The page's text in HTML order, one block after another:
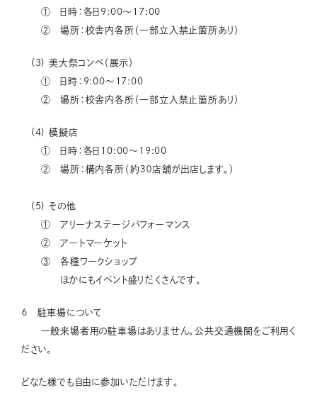
① 日時：各日9:00～17:00
② 場所：校舎内各所（一部立入禁止箇所あり）
(3) 美大祭コンペ（展示）
① 日時：9:00～17:00
② 場所：校舎内各所（一部立入禁止箇所あり）
(4) 模擬店
① 日時：各日10:00～19:00
② 場所：構内各所（約３０店舗が出店します。）
(5) その他
① アリーナステージパフォーマンス
② アートマーケット
③ 各種ワークショップ
ほかにもイベント盛りだくさんです。
６ 駐車場について
一般来場者用の駐車場はありません。公共交通機関をご利用く
ださい。
どなた様でも自由に参加いただけます。